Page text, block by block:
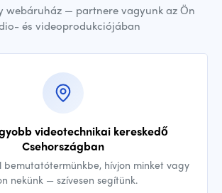
webáruház — partnere vagyunk az Ön
és videoprodukciójában
videotechnikai kereskedő
Csehországban
bemutatótermünkbe, hívjon minket vagy
nekünk — szívesen segítünk.